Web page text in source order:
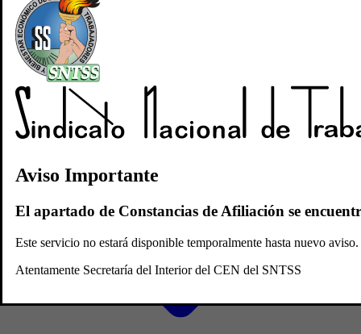
Inicio
Quiénes Somos
Aviso Importante
El apartado de Constancias de Afiliación se
Este servicio no estará disponible temporalmente hasta nuevo
Atentamente Secretaría del Interior del CEN del SNTSS